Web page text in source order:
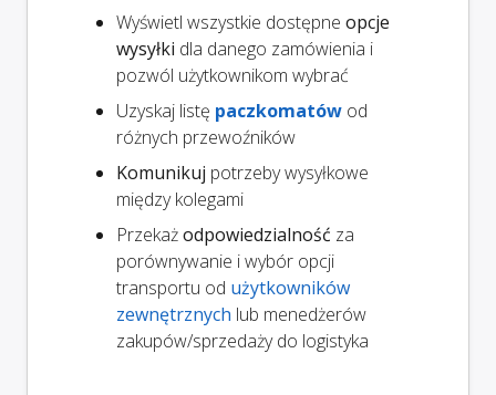
Wyświetl wszystkie dostępne opcje
wysyłki dla danego zamówienia i
pozwól użytkownikom wybrać
Uzyskaj listę paczkomatów od
różnych przewoźników
Komunikuj potrzeby wysyłkowe
między kolegami
Przekażodpowiedzialność za
porównywanie i wybór opcji
transportu od użytkowników
zewnętrznych lub menedżerów
zakupów/sprzedaży do logistyka